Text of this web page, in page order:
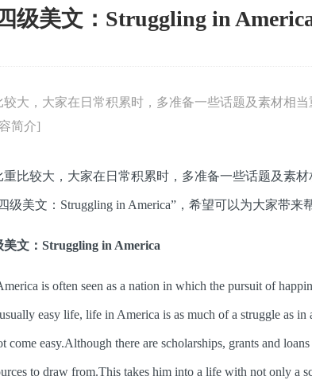
级美文：Struggling in
较大，大家在日常积累时，多准备一些话题及素材相
简介]
较大，大家在日常积累时，多准备一些话题及素材
级美文：Struggling in America”，希望可以为大家带来
文：Struggling in America
is often seen as a nation in which the pursuit of
easy life, life in America is as much of a struggle as
come easy.Although there are scholarships, grants and
to draw from.This takes him into a life with not only a